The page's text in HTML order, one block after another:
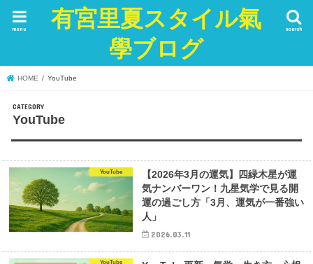
有宮里夏スタイル氣
學ブログ
search
menu
HOME YouTube
YouTube
YouTube
【2026年3月の運気】四緑木星が運
気ナンバーワン！九星気学で見る開
運の過ごし方「3月、運気が一番強い
人」
2026.03.11
YouTube